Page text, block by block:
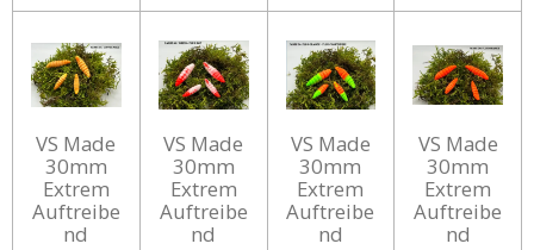
VS Made
30mm
Extrem
Auftreibe
nd
VS Made
30mm
Extrem
Auftreibe
nd
VS Made
30mm
Extrem
Auftreibe
nd
VS Made
30mm
Extrem
Auftreibe
nd